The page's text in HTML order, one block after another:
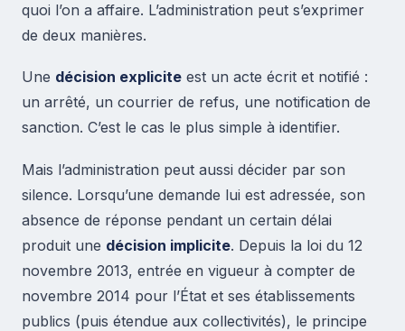
quoi l’on a affaire. L’administration peut s’exprimer
de deux manières.
Une décision explicite est un acte écrit et notifié :
un arrêté, un courrier de refus, une notification de
sanction. C’est le cas le plus simple à identifier.
Mais l’administration peut aussi décider par son
silence. Lorsqu’une demande lui est adressée, son
absence de réponse pendant un certain délai
produit une décision implicite. Depuis la loi du 12
novembre 2013, entrée en vigueur à compter de
novembre 2014 pour l’État et ses établissements
publics (puis étendue aux collectivités), le principe